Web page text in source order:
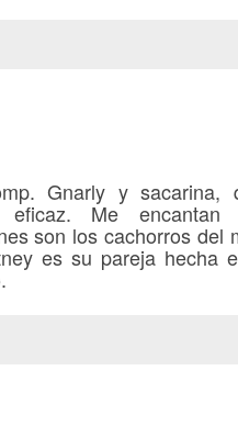
Gnarly y
eficaz. Me
son los cachorros del
es su pareja hecha